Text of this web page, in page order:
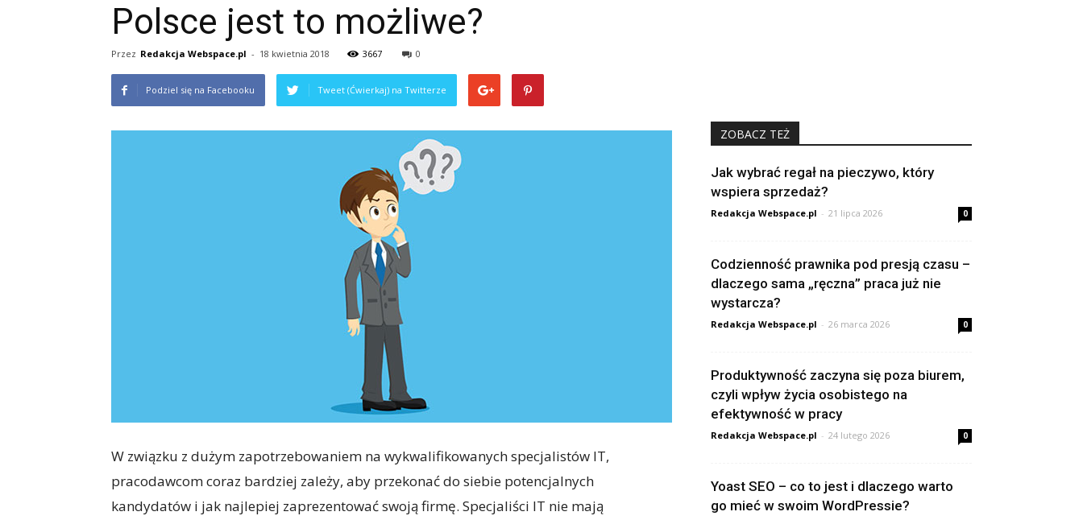
Polsce jest to możliwe?
Przez Redakcja Webspace.pl - 18 kwietnia 2018 3667 0
Podziel się na Facebooku Tweet (Ćwierkaj) na Twitterze
W związku z dużym zapotrzebowaniem na wykwalifikowanych specjalistów IT,
pracodawcom coraz bardziej zależy, aby przekonać do siebie potencjalnych
kandydatów i jak najlepiej zaprezentować swoją firmę. Specjaliści IT nie mają
ZOBACZ TEŻ
Jak wybrać regał na pieczywo, który
wspiera sprzedaż?
Redakcja Webspace.pl - 21 lipca 2026 0
Codzienność prawnika pod presją czasu –
dlaczego sama „ręczna” praca już nie
wystarcza?
Redakcja Webspace.pl - 26 marca 2026 0
Produktywność zaczyna się poza biurem,
czyli wpływ życia osobistego na
efektywność w pracy
Redakcja Webspace.pl - 24 lutego 2026 0
Yoast SEO – co to jest i dlaczego warto
go mieć w swoim WordPressie?